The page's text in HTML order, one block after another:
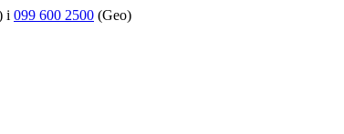
i 099 600 2500 (Geo)